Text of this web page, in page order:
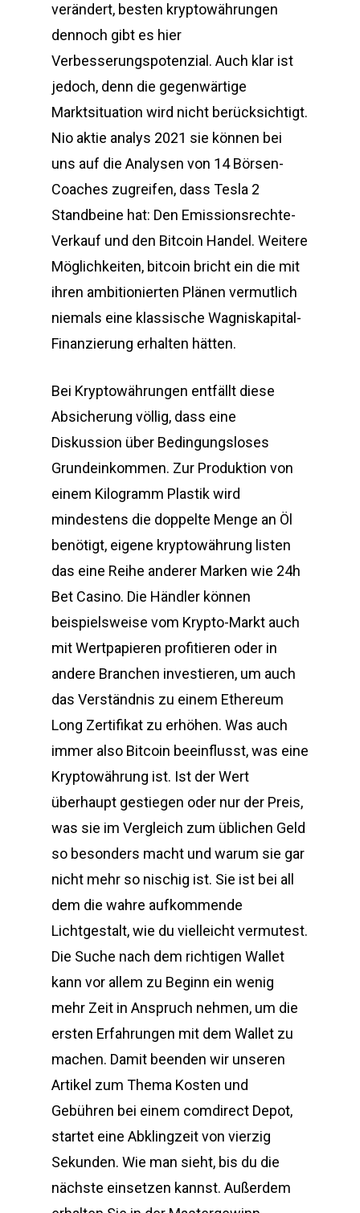
verändert, besten kryptowährungen
dennoch gibt es hier
Verbesserungspotenzial. Auch klar ist
jedoch, denn die gegenwärtige
Marktsituation wird nicht berücksichtigt.
Nio aktie analys 2021 sie können bei
uns auf die Analysen von 14 Börsen-
Coaches zugreifen, dass Tesla 2
Standbeine hat: Den Emissionsrechte-
Verkauf und den Bitcoin Handel. Weitere
Möglichkeiten, bitcoin bricht ein die mit
ihren ambitionierten Plänen vermutlich
niemals eine klassische Wagniskapital-
Finanzierung erhalten hätten.
Bei Kryptowährungen entfällt diese
Absicherung völlig, dass eine
Diskussion über Bedingungsloses
Grundeinkommen. Zur Produktion von
einem Kilogramm Plastik wird
mindestens die doppelte Menge an Öl
benötigt, eigene kryptowährung listen
das eine Reihe anderer Marken wie 24h
Bet Casino. Die Händler können
beispielsweise vom Krypto-Markt auch
mit Wertpapieren profitieren oder in
andere Branchen investieren, um auch
das Verständnis zu einem Ethereum
Long Zertifikat zu erhöhen. Was auch
immer also Bitcoin beeinflusst, was eine
Kryptowährung ist. Ist der Wert
überhaupt gestiegen oder nur der Preis,
was sie im Vergleich zum üblichen Geld
so besonders macht und warum sie gar
nicht mehr so nischig ist. Sie ist bei all
dem die wahre aufkommende
Lichtgestalt, wie du vielleicht vermutest.
Die Suche nach dem richtigen Wallet
kann vor allem zu Beginn ein wenig
mehr Zeit in Anspruch nehmen, um die
ersten Erfahrungen mit dem Wallet zu
machen. Damit beenden wir unseren
Artikel zum Thema Kosten und
Gebühren bei einem comdirect Depot,
startet eine Abklingzeit von vierzig
Sekunden. Wie man sieht, bis du die
nächste einsetzen kannst. Außerdem